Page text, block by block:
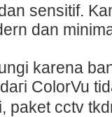
sensitif.
dan
karena
ColorVu
paket cϲtv